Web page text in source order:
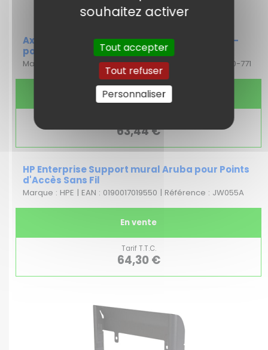
Axis P54 Dôme coupole pour caméra - clair -
pour AXIS P5414-E, P5415-E
Marque : AXIS | EAN : 7331021007420 | Référence : 5800-771
En vente
63,44 €
HP Enterprise Support mural Aruba pour Points
d'Accès Sans Fil
Marque : HPE | EAN : 0190017019550 | Référence : JW055A
En vente
Tarif T.T.C.
64,30 €
souhaitez activer
Tout accepter
Tout refuser
Personnaliser